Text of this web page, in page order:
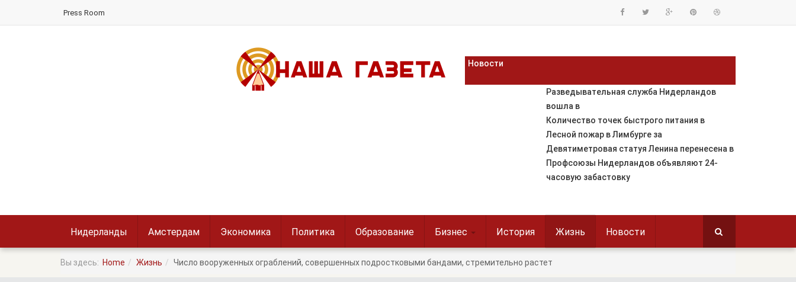
Press Room
Новости
Разведывательная служба Нидерландов
вошла в
Количество точек быстрого питания в
Лесной пожар в Лимбурге за
Девятиметровая статуя Ленина перенесена в
Профсоюзы Нидерландов объявляют 24-
часовую забастовку
Нидерланды Амстердам Экономика Политика Образование Бизнес История Жизнь Новости
Вы здесь: Home Жизнь Число вооруженных ограблений, совершенных подростковыми бандами, стремительно растет